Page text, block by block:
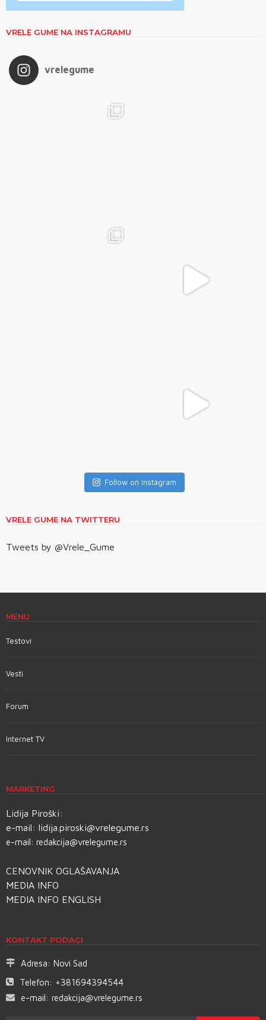
VRELE GUME NA INSTAGRAMU
vrelegume
Follow on Instagram
VRELE GUME NA TWITTERU
Tweets by @Vrele_Gume
MENU
Testovi
Vesti
Forum
Internet TV
MARKETING
Lidija Piroški:
e-mail: lidija.piroski@vrelegume.rs
e-mail: redakcija@vrelegume.rs
CENOVNIK OGLAŠAVANJA
MEDIA INFO
MEDIA INFO ENGLISH
KONTAKT PODACI
Adresa: Novi Sad
Telefon: +381694394544
e-mail: redakcija@vrelegume.rs